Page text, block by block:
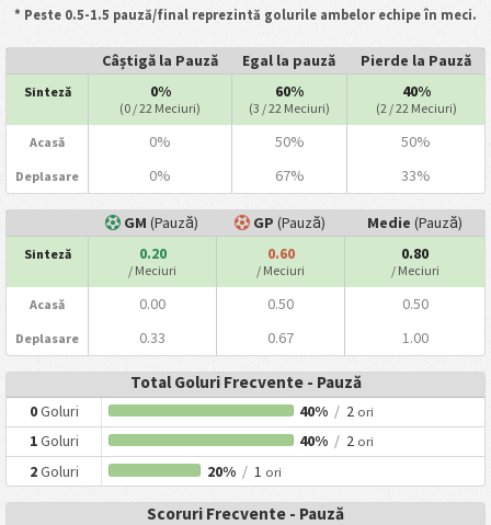
* Peste 0.5-1.5 pauză/final reprezintă golurile ambelor echipe în meci.
Câștigă la Pauză Egal la pauză Pierde la Pauză
Sinteză 0%
(0 / 22 Meciuri)
60%
(3 / 22 Meciuri)
40%
(2 / 22 Meciuri)
Acasă 0% 50% 50%
Deplasare 0% 67% 33%
GM (Pauză) GP (Pauză) Medie (Pauză)
Sinteză 0.20
/ Meciuri
0.60
/ Meciuri
0.80
/ Meciuri
Acasă 0.00 0.50 0.50
Deplasare 0.33 0.67 1.00
Total Goluri Frecvente - Pauză
0Goluri 40% / 2 ori
1Goluri 40% / 2 ori
2Goluri 20% /1 ori
Scoruri Frecvente - Pauză